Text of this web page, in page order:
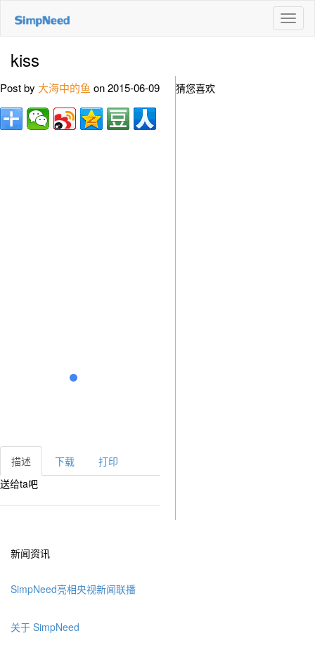
切
换
kiss
Post by 大海中的鱼 on 2015-06-09
描述 下载
打印
送给ta吧
猜您喜欢
新闻资讯
SimpNeed亮相央视新闻联播
关于 SimpNeed